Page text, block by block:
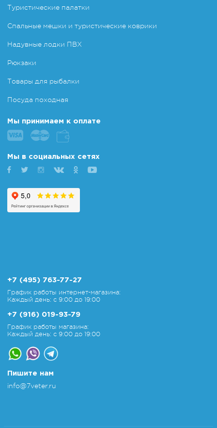
Туристические палатки
Спальные мешки и туристические коврики
Надувные лодки ПВХ
Рюкзаки
Товары для рыбалки
Посуда походная
Мы принимаем к оплате
Мы в социальных сетях
+7 (495) 763-77-27
График работы интернет-магазина:
Каждый день: с 9:00 до 19:00
+7 (916) 019-93-79
График работы магазина:
Каждый день: с 9:00 до 19:00
Пишите нам
info@7veter.ru